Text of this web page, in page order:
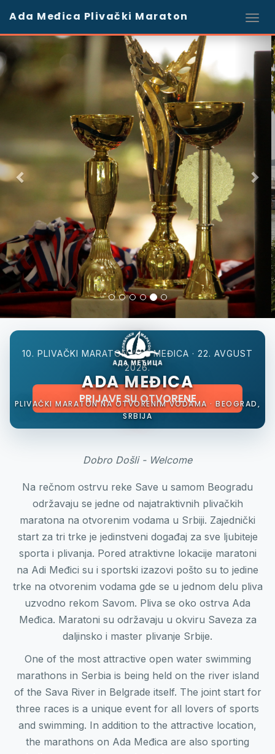
Ada Međica Plivački Maraton
ADA MEĐICA
PLIVAČKI MARATON NA OTVORENIM VODAMA · BEOGRAD,
SRBIJA
Previous
10. PLIVAČKI MARATON ADA MEĐICA · 22. AVGUST
2026.
PRIJAVE SU OTVORENE
Dobro Došli - Welcome
Na rečnom ostrvu reke Save u samom Beogradu
održavaju se jedne od najatraktivnih plivačkih
maratona na otvorenim vodama u Srbiji. Zajednički
start za tri trke je jedinstveni događaj za sve ljubiteje
sporta i plivanja. Pored atraktivne lokacije maratoni
na Adi Međici su i sportski izazovi pošto su to jedine
trke na otvorenim vodama gde se u jednom delu pliva
uzvodno rekom Savom. Pliva se oko ostrva Ada
Međica. Maratoni su održavaju u okviru Saveza za
daljinsko i master plivanje Srbije.
One of the most attractive open water swimming
marathons in Serbia is being held on the river island
of the Sava River in Belgrade itself. The joint start for
three races is a unique event for all lovers of sports
and swimming. In addition to the attractive location,
the marathons on Ada Međica are also sporting